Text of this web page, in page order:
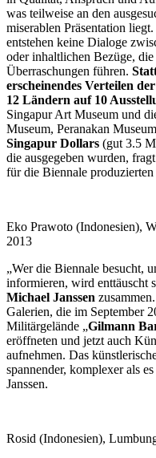
was teilweise an den
miserablen Präsentation
entstehen keine Dialoge
oder inhaltlichen Bezüge,
Überraschungen führen.
erscheinendes Verteilen
12 Ländern auf 10
Singapur Art Museum und
Museum, Peranakan
Singapur Dollars (gut 3.5
die ausgegeben wurden,
für die Biennale produzierten
Eko Prawoto (Indonesien),
2013
„Wer die Biennale besucht,
informieren, wird enttäuscht
Michael Janssen
Galerien, die im September
Militärgelände „Gilmann
eröffneten und jetzt auch
aufnehmen. Das
spannender, komplexer als
Janssen.
Rosid (Indonesien),